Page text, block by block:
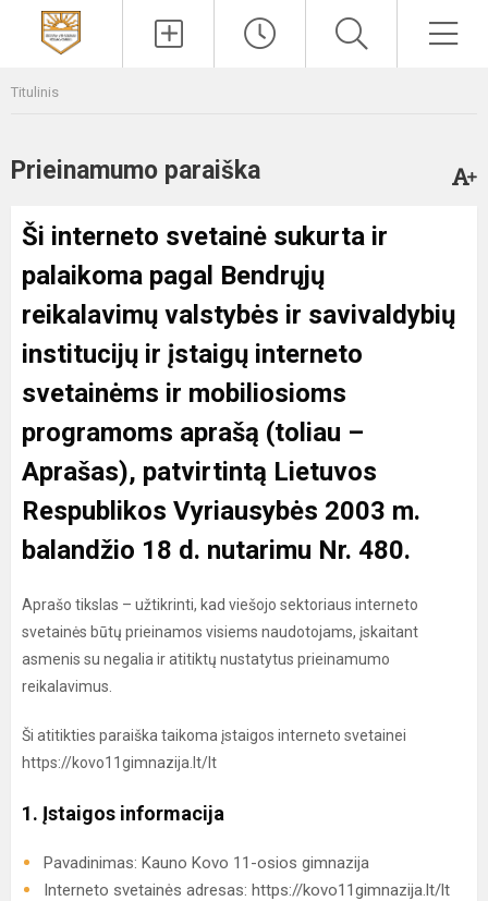
Titulinis
Prieinamumo paraiška
Ši interneto svetainė sukurta ir
palaikoma pagal Bendrųjų
reikalavimų valstybės ir savivaldybių
institucijų ir įstaigų interneto
svetainėms ir mobiliosioms
programoms aprašą (toliau –
Aprašas), patvirtintą Lietuvos
Respublikos Vyriausybės 2003 m.
balandžio 18 d. nutarimu Nr. 480.
Aprašo tikslas – užtikrinti, kad viešojo sektoriaus interneto
svetainės būtų prieinamos visiems naudotojams, įskaitant
asmenis su negalia ir atitiktų nustatytus prieinamumo
reikalavimus.
Ši atitikties paraiška taikoma įstaigos interneto svetainei
https://kovo11gimnazija.lt/lt
1. Įstaigos informacija
Pavadinimas: Kauno Kovo 11-osios gimnazija
Interneto svetainės adresas: https://kovo11gimnazija.lt/lt